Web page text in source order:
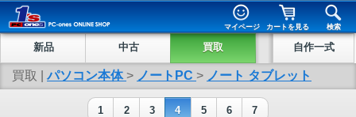
マイページ カートを見る 検索
新品 中古 買取 自作一式
買取 | パソコン本体 > ノートPC > ノート タブレット
1 2 3 4 5 6 7